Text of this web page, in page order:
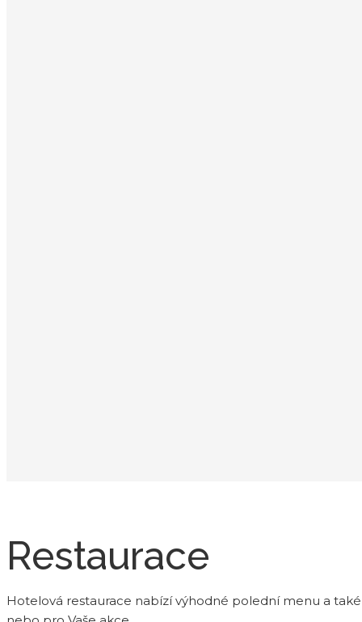
Restaurace
Hotelová restaurace nabízí výhodné polední menu a